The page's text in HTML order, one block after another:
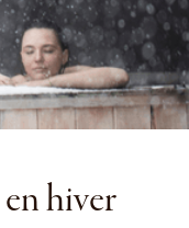
en hiver